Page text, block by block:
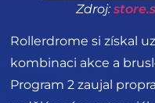
Zdroj:
Rollerdrome si získal
kombinaci akce a
Program 2 zaujal